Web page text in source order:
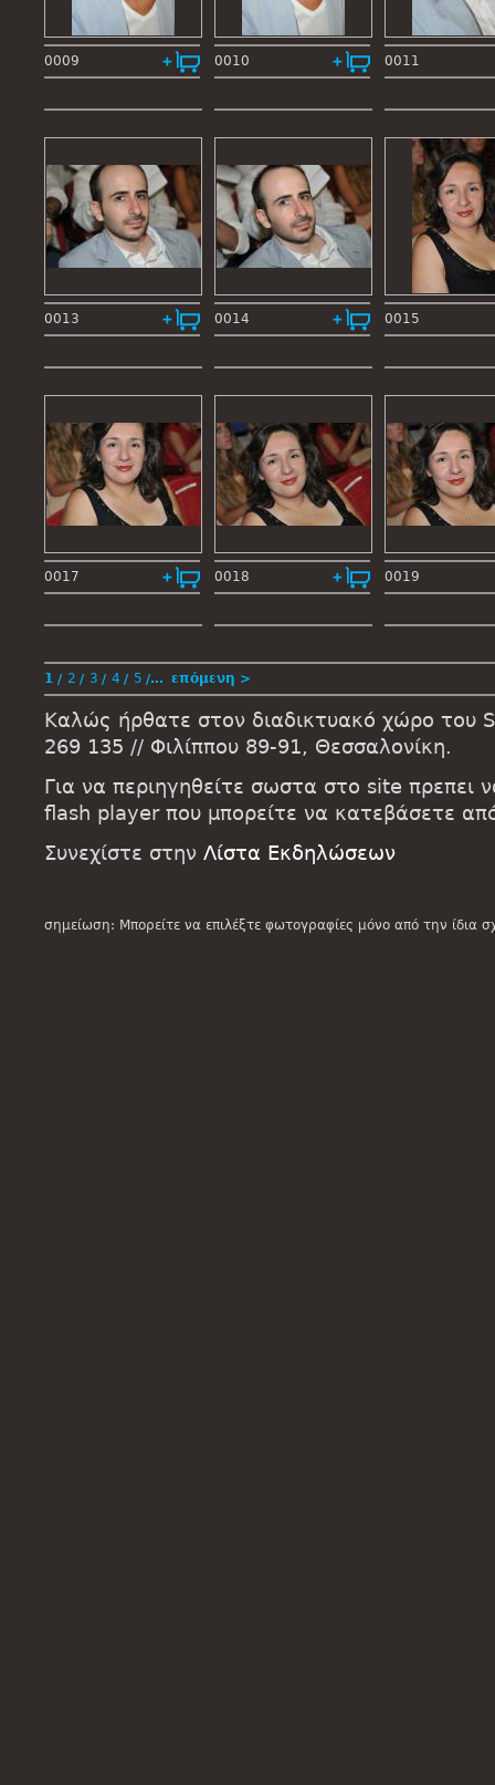
0009 0010 0011
0013 0014 0015
0017 0018 0019
1 2 3 4 5 … επόμενη >
Καλώς ήρθατε στον διαδικτυακό χώρο του
269 135 // Φιλίππου 89-91, Θεσσαλονίκη.
Για να περιηγηθείτε σωστα στο site πρεπει
flash player που μπορείτε να κατεβάσετε
Συνεχίστε στην Λίστα Εκδηλώσεων
σημείωση: Μπορείτε να επιλέξτε φωτογραφίες μόνο από την ίδια